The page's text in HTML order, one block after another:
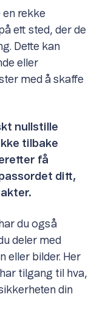
en rekke
ett sted, der de
Dette kan
eller
med å skaffe
nullstille
tilbake
få
ditt,
du også
deler med
eller bilder. Her
tilgang til hva,
din